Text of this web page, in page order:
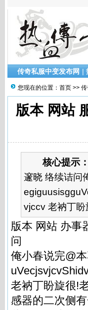
传奇私服中变发布网 |
您现在的位置： 首页 >> 传
版本 网站
核心提示：
邃晓 络续诘问
vjccv 老衲丁盼
版本 网站 办事
问
俺小春说完@
老衲丁盼旋很!
感器的二次侧